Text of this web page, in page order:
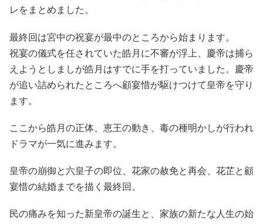
レをまとめました。
最終回は宮中の祝宴が最中のところから始まります。
祝宴の儀式を任されていた皓月に不審が浮上、慶帝は捕ら
えようとしましが皓月はすでに手を打っていました。慶帝
が追い詰められたところへ顧宴惜が駆けつけて皇帝を守り
ます。
ここから皓月の正体、恵王の動き、毒の種明かしが行われ
ドラマが一気に進みます。
皇帝の崩御と六皇子の即位、花家の赦免と再会、花芷と顧
宴惜の結婚までを描く最終回。
民の痛みを知った新皇帝の誕生と、家族の新たな人生の始